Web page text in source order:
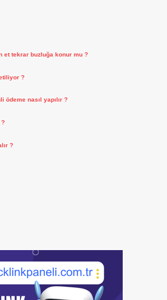
et tekrar buzluğa konur mu ?
?
ödeme nasıl yapılır ?
?
?